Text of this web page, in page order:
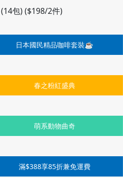
包) ($198/2件)
日本國民精品咖啡套裝☕️
春之粉紅盛典
萌系動物曲奇
滿$388享85折兼免運費